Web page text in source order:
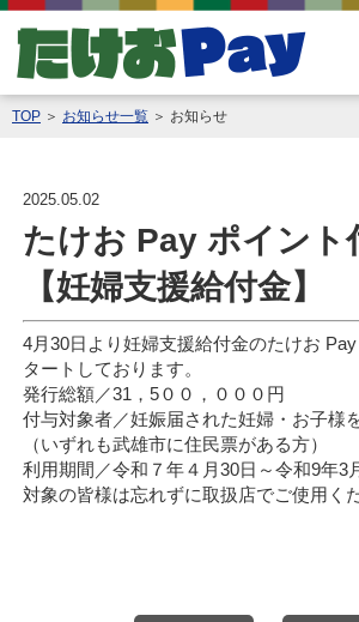
TOP ＞ お知らせ一覧 ＞ お知らせ
2025.05.02
たけお Pay ポイント
【妊婦支援給付金】
4月30日より妊婦支援給付金のたけお
タートしております。
発行総額／31，5００，０００円
付与対象者／妊娠届された妊婦・お子様
（いずれも武雄市に住民票がある方）
利用期間／令和７年４月30日～令和9年3
対象の皆様は忘れずに取扱店でご使用く